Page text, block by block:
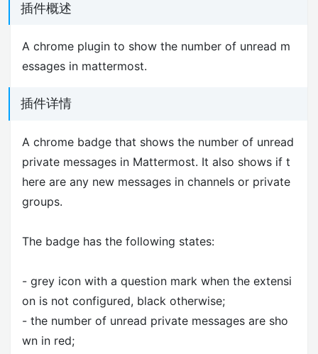
插件概述
A chrome plugin to show the number of unread m
essages in mattermost.
插件详情
A chrome badge that shows the number of unread
private messages in Mattermost. It also shows if t
here are any new messages in channels or private
groups.
The badge has the following states:
- grey icon with a question mark when the extensi
on is not configured, black otherwise;
- the number of unread private messages are sho
wn in red;